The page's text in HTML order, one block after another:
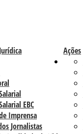
Ações
EBC
Imprensa
Jornalistas